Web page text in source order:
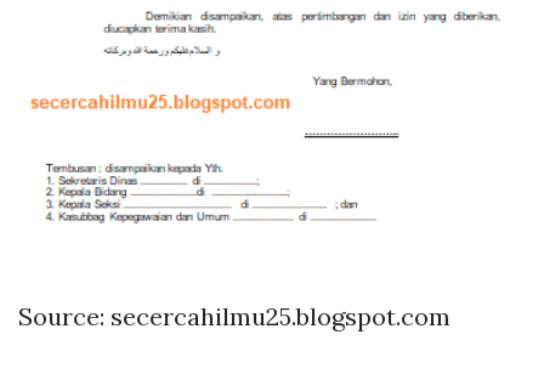
Source: secercahilmu25.blogspot.com